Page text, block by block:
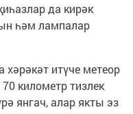
да кирәк
һәм лампалар
итүче метеор
километр тизлек
янгач, алар якты эз